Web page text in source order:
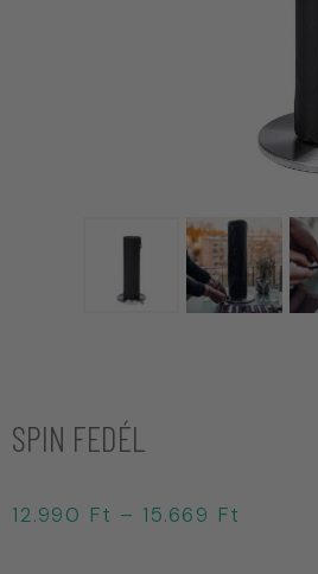
SPIN FEDÉL
12.990 Ft – 15.669 Ft